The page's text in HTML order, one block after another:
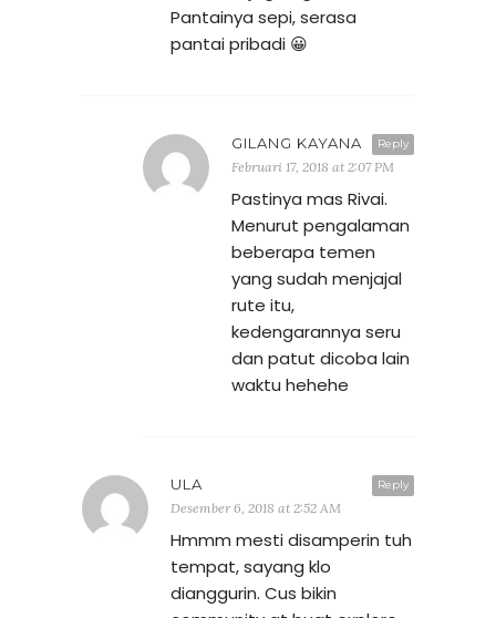
Pantainya sepi, serasa
pantai pribadi 😀
Reply
GILANG KAYANA
Februari 17, 2018 at 2:07 PM
Pastinya mas Rivai.
Menurut pengalaman
beberapa temen
yang sudah menjajal
rute itu,
kedengarannya seru
dan patut dicoba lain
waktu hehehe
Reply
ULA
Desember 6, 2018 at 2:52 AM
Hmmm mesti disamperin tuh
tempat, sayang klo
dianggurin. Cus bikin